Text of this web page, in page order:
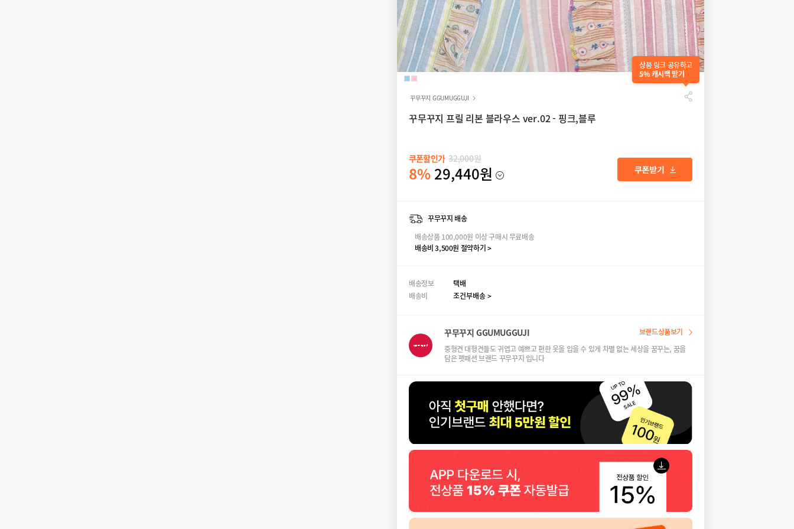
상품 링크 공유하고
5% 캐시백 받기
꾸무꾸지 GGUMUGGUJI
꾸무꾸지 프릴 리본 블라우스 ver.02 - 핑크,블루
쿠폰할인가 32,000원
8% 29,440원
꾸무꾸지 배송
배송상품 100,000원 이상 구매시 무료배송
배송비 3,500원 절약하기 >
배송정보
택배
배송비
조건부배송 >
꾸무꾸지 GGUMUGGUJI
중형견 대형견들도 귀엽고 예쁘고 편한 옷을 입을 수 있게 차별 없는 세상을 꿈꾸는, 꿈을
담은 펫패션 브랜드 꾸무꾸지 입니다
브랜드상품보기